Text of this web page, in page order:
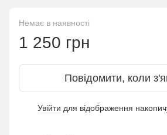
Немає в наявності
1 250 грн
Повідомити, коли
Увійти для відображення